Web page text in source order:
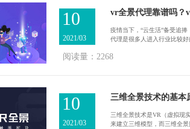
vr全景代理靠谱吗？
疫情当下，“云生活”备受追
代理是很多人进入行业比较
阅读量：2268
10
2021/03
三维全景技术的基本
三维全景技术是VR（虚拟现
来建立三维模型，而三维全
10
2021/03